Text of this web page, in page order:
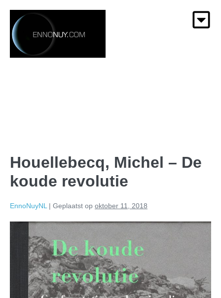
Houellebecq, Michel – De
koude revolutie
EnnoNuyNL | Geplaatst op oktober 11, 2018